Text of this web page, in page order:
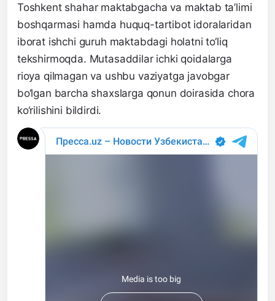
Toshkent shahar maktabgacha va maktab ta’limi
boshqarmasi hamda huquq-tartibot idoralaridan
iborat ishchi guruh maktabdagi holatni to‘liq
tekshirmoqda. Mutasaddilar ichki qoidalarga
rioya qilmagan va ushbu vaziyatga javobgar
bo‘lgan barcha shaxslarga qonun doirasida chora
ko‘rilishini bildirdi.